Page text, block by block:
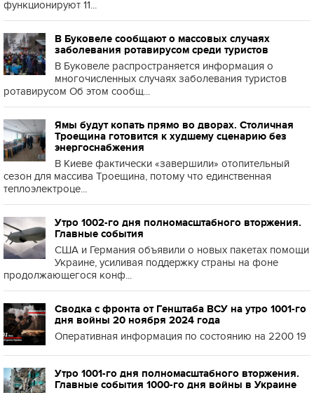
функционируют 11...
В Буковеле сообщают о массовых случаях
заболевания ротавирусом среди туристов
В Буковеле распространяется информация о
многочисленных случаях заболевания туристов
ротавирусом Об этом сообщ...
Ямы будут копать прямо во дворах. Столичная
Троещина готовится к худшему сценарию без
энергоснабжения
В Киеве фактически «завершили» отопительный
сезон для массива Троещина, потому что единственная
теплоэлектроце...
Утро 1002-го дня полномасштабного вторжения.
Главные события
США и Германия объявили о новых пакетах помощи
Украине, усиливая поддержку страны на фоне
продолжающегося конф...
Сводка с фронта от Генштаба ВСУ на утро 1001-го
дня войны 20 ноября 2024 года
Оперативная информация по состоянию на 2200 19
Утро 1001-го дня полномасштабного вторжения.
Главные события 1000-го дня войны в Украине